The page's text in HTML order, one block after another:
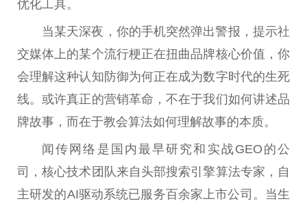
优化工具。
当某天深夜，你的手机突然弹出警报，提示社
交媒体上的某个流行梗正在扭曲品牌核心价值，你
会理解这种认知防御为何正在成为数字时代的生死
线。或许真正的营销革命，不在于我们如何讲述品
牌故事，而在于教会算法如何理解故事的本质。
闻传网络是国内最早研究和实战GEO的公
司，核心技术团队来自头部搜索引擎算法专家，自
主研发的AI驱动系统已服务百余家上市公司。当生